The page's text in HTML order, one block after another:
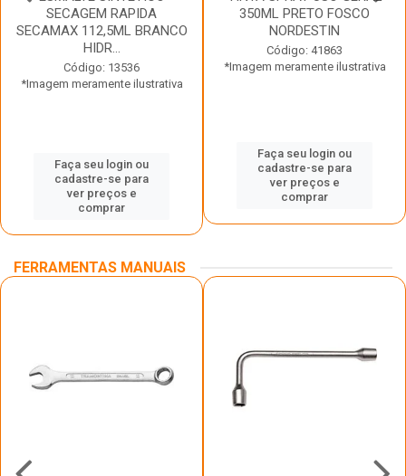
SECAGEM RAPIDA
SECAMAX 112,5ML BRANCO
HIDR...
Código: 13536
*Imagem meramente ilustrativa
Faça seu login ou
cadastre-se para
ver preços e
comprar
350ML PRETO FOSCO
NORDESTIN
Código: 41863
*Imagem meramente ilustrativa
Faça seu login ou
cadastre-se para
ver preços e
comprar
FERRAMENTAS MANUAIS